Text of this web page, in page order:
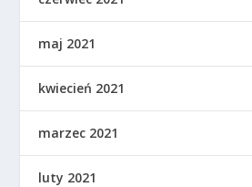
maj 2021
kwiecień 2021
marzec 2021
luty 2021